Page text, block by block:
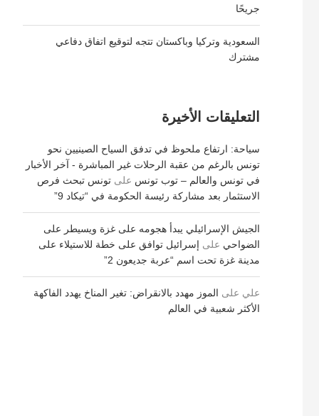
جريحًا
السعودية وتركيا وباكستان تتجه لتوقيع اتفاق دفاعي
مشترك
التعليقات الأخيرة
سياحة: ارتفاع ملحوظ في تدفق السياح الصينيين نحو
تونس بالرغم من عقبة الرحلات غير المباشرة - آخر الأخبار
في تونس والعالم – توب تونس علىتونس تبحث فرص
الاستثمار بعد مشاركة رئيسة الحكومة في “تيكاد 9”
الجيش الإسرائيلي يبدأ هجومه على غزة ويسيطر على
الضواحي على إسرائيل توافق على خطة للاستيلاء على
مدينة غزة تحت اسم “عربة جديعون 2”
علي على الموز مهدد بالانقراض: تغير المناخ يهدد الفاكهة
الأكثر شعبية في العالم